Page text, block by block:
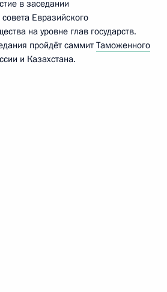
в заседании
Евразийского
на уровне глав государств.
пройдёт саммит Таможенного
и Казахстана.